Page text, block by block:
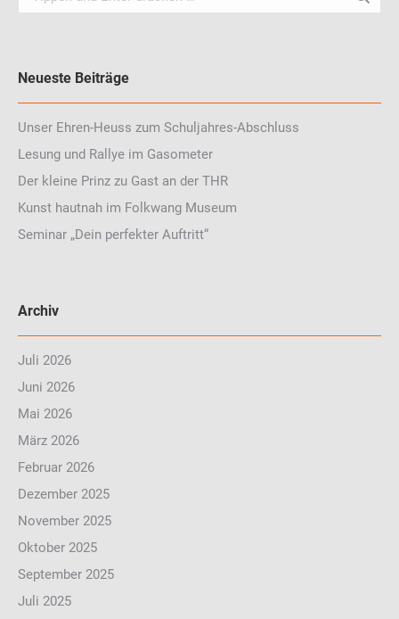
Neueste Beiträge
Unser Ehren-Heuss zum Schuljahres-Abschluss
Lesung und Rallye im Gasometer
Der kleine Prinz zu Gast an der THR
Kunst hautnah im Folkwang Museum
Seminar „Dein perfekter Auftritt“
Archiv
Juli 2026
Juni 2026
Mai 2026
März 2026
Februar 2026
Dezember 2025
November 2025
Oktober 2025
September 2025
Juli 2025